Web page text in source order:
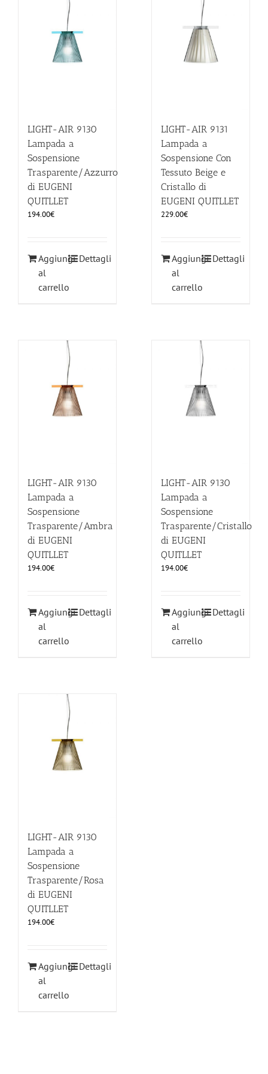
ILLUMINAZIONE
FUORI PRODUZIONE
BELLINI HO.RE.CA
LISTE DI NOZZE
LIGHT-AIR 9130
Lampada a
Sospensione
Trasparente/Azzurro
di EUGENI
QUITLLET
194.00€
Aggiungi
al
carrello
Dettagli
LIGHT-AIR 9131
Lampada a
Sospensione Con
Tessuto Beige e
Cristallo di
EUGENI QUITLLET
229.00€
Aggiungi
al
carrello
Dettagli
LIGHT-AIR 9130
Lampada a
Sospensione
Trasparente/Ambra
di EUGENI
QUITLLET
194.00€
Aggiungi
al
carrello
Dettagli
LIGHT-AIR 9130
Lampada a
Sospensione
Trasparente/Cristallo
di EUGENI
QUITLLET
194.00€
Aggiungi
al
carrello
Dettagli
LIGHT-AIR 9130
Lampada a
Sospensione
Trasparente/Rosa
di EUGENI
QUITLLET
194.00€
Aggiungi
al
carrello
Dettagli